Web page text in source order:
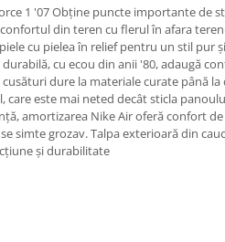
1 '07 Obține puncte importante de
din teren cu flerul în afara
cu pielea în relief pentru un stil pur
cu ecou din anii '80, adaugă
dure la materiale curate până
este mai neted decât sticla
amortizarea Nike Air oferă confort
simte grozav. Talpa exterioară din
și durabilitate